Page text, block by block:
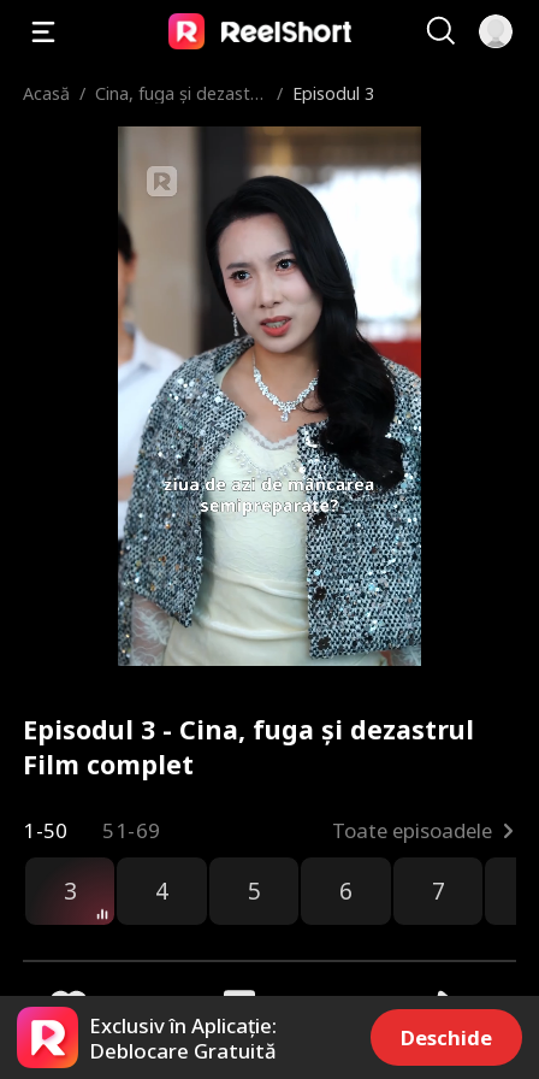
Acasă / Cina, fuga și dezastru
/ Episodul 3
Episodul 3 - Cina, fuga și dezastrul
Film complet
1-50 51-69 Toate episoadele
3 4 5 6 7
1.4k 72.7k Distribuie
Exclusiv în Aplicație:
Deblocare Gratuită
Deschide